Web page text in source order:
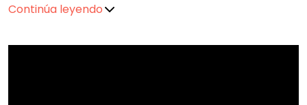
Alicia experimenta cambios de tamaño y se
Sombrerero Loco y la temible Reina de Corazones.
Continúa leyendo